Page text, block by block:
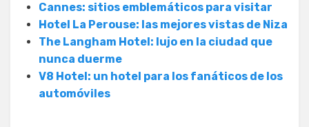
Cannes: sitios emblemáticos para visitar
Hotel La Perouse: las mejores vistas de Niza
The Langham Hotel: lujo en la ciudad que
nunca duerme
V8 Hotel: un hotel para los fanáticos de los
automóviles